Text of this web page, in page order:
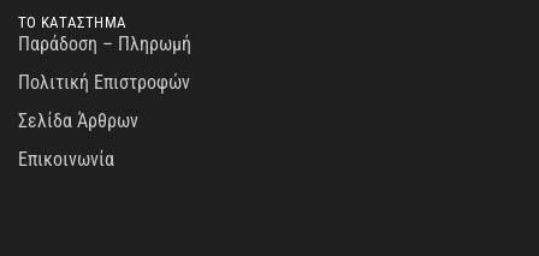
ΤΟ ΚΑΤΑΣΤΗΜΑ
Παράδοση – Πληρωμή
Πολιτική Επιστροφών
Σελίδα Άρθρων
Επικοινωνία